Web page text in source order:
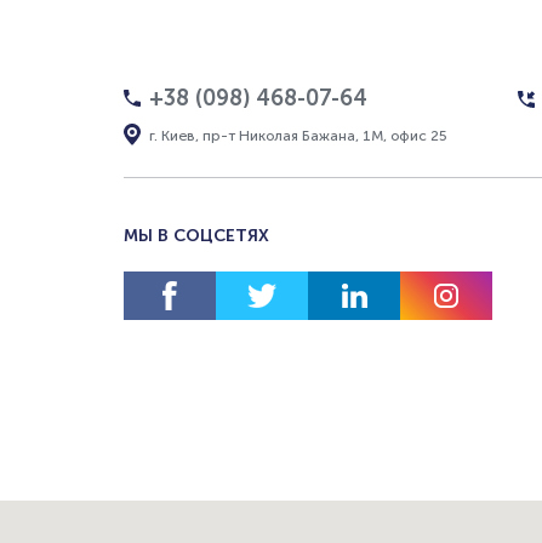
+38 (098) 468-07-64
г. Киев, пр-т Николая Бажана, 1М, офис 25
МЫ В СОЦСЕТЯХ